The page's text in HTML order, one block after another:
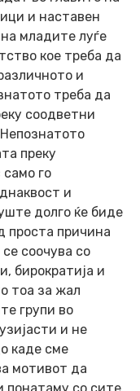
и наставен
младите луѓе
кое треба да
и
треба да
соодветни
преку
го
и
долго ќе биде
проста причина
соочува со
бирократија и
тоа за жал
групи во
и не
каде сме
мотивот да